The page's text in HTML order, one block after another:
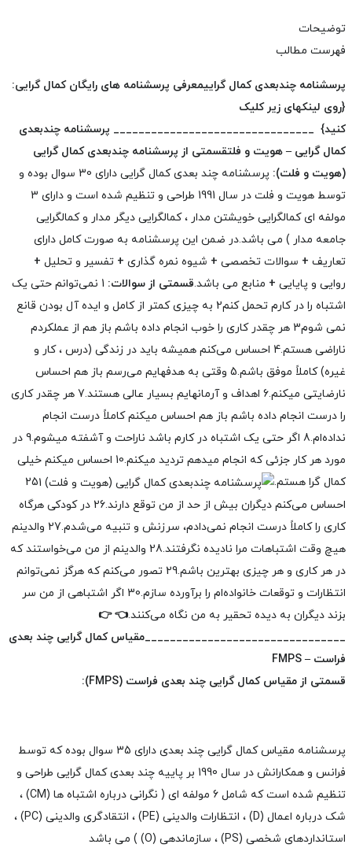
توضیحات
فهرست مطالب
پرسشنامه چندبعدی کمال گراییمعرفی پرسشنامه های رایگان کمال گرایی:
{روی لینکهای زیر کلیک
کنید} ________________________________ پرسشنامه چندبعدی
کمال گرایی – هویت و فلتقسمتی از پرسشنامه چندبعدی کمال گرایی
(هویت و فلت):
پرسشنامه چند بعدی کمال گرایی دارای 30 سوال بوده و
توسط هویت و فلت در سال 1991 طراحی و تنظیم شده است و دارای 3
مولفه ای کمالگرایی خویشتن مدار ، کمالگرایی دیگر مدار و کمالگرایی
جامعه مدار ) می باشد.در ضمن این پرسشنامه به صورت کامل دارای
تعاریف + سوالات تخصصی + شیوه نمره گذاری + تفسیر و تحلیل +
روایی و پایایی + منابع می باشد.قسمتی از سوالات:
1 نمی‌توانم حتی یک
اشتباه را در کارم تحمل کنم
2 به چیزی کمتر از کامل و ایده آل بودن قانع
نمی شوم
3 هر چقدر کاری را خوب انجام داده باشم باز هم از عملکردم
ناراضی هستم.
4 احساس می‌کنم همیشه باید در زندگی (درس ، کار و
غیره) کاملاً موفق باشم.
5 وقتی به هدفهایم می‌رسم باز هم احساس
نارضایتی میکنم.6 اهداف و آرمانهایم بسیار عالی هستند.
7 هر چقدر کاری
را درست انجام داده باشم باز هم احساس میکنم کاملاً درست انجام
نداده‌ام.8 اگر حتی یک اشتباه در کارم باشد ناراحت و آشفته میشوم.
9 در
مورد هر کار جزئی که انجام میدهم تردید میکنم.
10 احساس میکنم خیلی
کمال گرا هستم.
25
احساس می‌کنم دیگران بیش از حد از من توقع دارند.
26 در کودکی هرگاه
کاری را کاملاً درست انجام نمی‌دادم، سرزنش و تنبیه می‌شدم.
27 والدینم
هیچ وقت اشتباهات مرا نادیده نگرفتند.
28 والدینم از من می‌خواستند که
در هر کاری و هر چیزی بهترین باشم.
29 تصور می‌کنم که هرگز نمی‌توانم
انتظارات و توقعات خانواده‌ام را برآورده سازم.
30 اگر اشتباهی از من سر
بزند دیگران به دیده تحقیر به من نگاه می‌کنند.👈
👉
________________________________مقیاس کمال گرایی چند بعدی
فراست – FMPS
قسمتی از مقیاس کمال گرایی چند بعدی فراست (FMPS
):
پرسشنامه مقیاس کمال گرایی چند بعدی دارای 35 سوال بوده که توسط
فرانس و همکارانش در سال 1990 بر پاییه چند بعدی کمال گرایی طراحی و
تنظیم شده است که شامل 6 مولفه ای ( نگرانی درباره اشتباه ها (CM) ،
شک درباره اعمال (D) ، انتظارات والدینی (PE) ، انتقادگری والدینی (PC) ،
استانداردهای شخصی (PS) ، سازماندهی (O) ) می باشد